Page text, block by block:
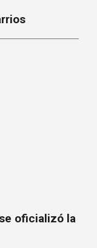
oficializó la